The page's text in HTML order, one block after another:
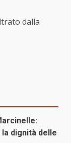
dalla
dignità delle